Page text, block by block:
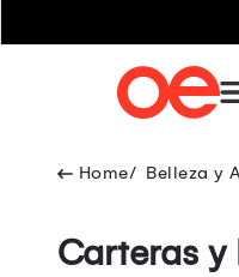
Belleza y
Carteras y